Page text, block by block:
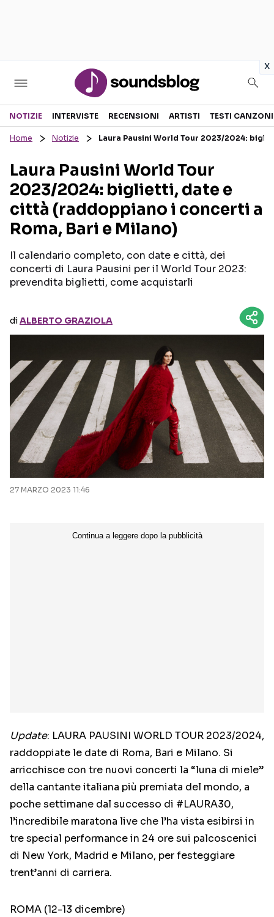
x
Sezioni
RECENSIONI MUSICALI
INTERVISTE
GOSSIP E CURIOSITÀ
TESTI CANZONI
TOUR ED EVENTI
TALENT SHOW
NOTIZIE INTERVISTE RECENSIONI ARTISTI TESTI CANZONI
Home Notizie Laura Pausini World Tour 2023/2024:
Laura Pausini World Tour
2023/2024: biglietti, date e
città (raddoppiano i concerti a
Roma, Bari e Milano)
Il calendario completo, con date e città, dei
concerti di Laura Pausini per il World Tour 2023:
prevendita biglietti, come acquistarli
diALBERTO GRAZIOLA
27 MARZO 2023 11:46
Update: LAURA PAUSINI WORLD TOUR 2023/2024,
raddoppiate le date di Roma, Bari e Milano. Si
arricchisce con tre nuovi concerti la “luna di miele”
della cantante italiana più premiata del mondo, a
poche settimane dal successo di #LAURA30,
l’incredibile maratona live che l’ha vista esibirsi in
tre special performance in 24 ore sui palcoscenici
di New York, Madrid e Milano, per festeggiare
trent’anni di carriera.
ROMA (12-13 dicembre)